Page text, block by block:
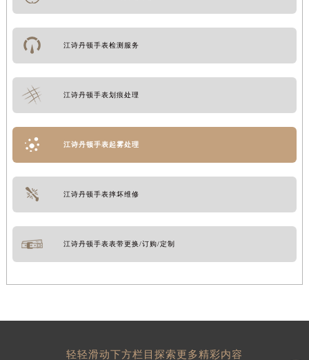
江诗丹顿手表检测服务
江诗丹顿手表划痕处理
江诗丹顿手表起雾处理
江诗丹顿手表摔坏维修
江诗丹顿手表表带更换/订购/定制
轻轻滑动下方栏目探索更多精彩内容